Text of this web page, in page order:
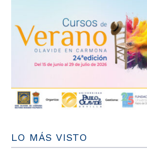
LO MÁS VISTO